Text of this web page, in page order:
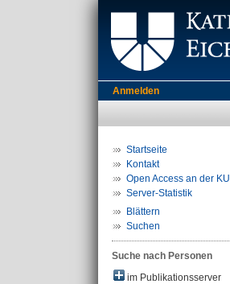
Anmelden
Startseite
Kontakt
Open Access an der KU
Server-Statistik
Blättern
Suchen
Suche nach Personen
im Publikationsserver